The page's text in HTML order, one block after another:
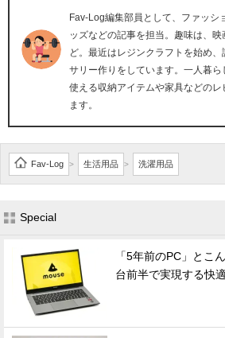
Fav-Log編集部員として、ファッシ
ッズなどの記事を担当。趣味は、
ど。最近はレジンクラフトを始め
サリー作りをしています。一人暮
使える収納アイテムや家具などの
ます。
Fav-Log > 生活用品 > 洗濯用品
Special
「5年前のPC」とこ
台前半で実現する快